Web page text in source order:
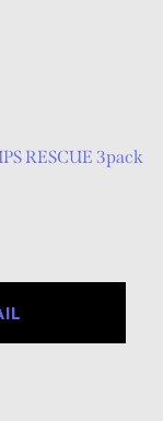
RESCUE 3pack